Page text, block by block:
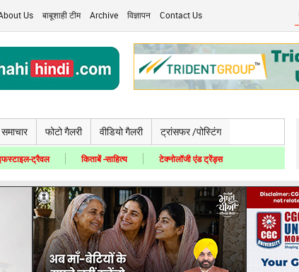
Us बाबूशाही टीम Archive विज्ञापन Contact Us
फोटो गैलरी वीडियो गैलरी ट्रांसफर /पोस्टिंग
ट्रैवल किताबें -साहित्य टेक्नोलॉजी एंड ट्रेंड्स